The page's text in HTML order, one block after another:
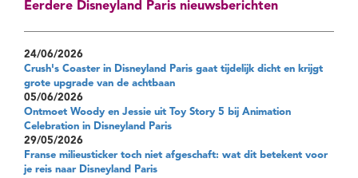
Eerdere Disneyland Paris nieuwsberichten
24/06/2026
Crush's Coaster in Disneyland Paris gaat tijdelijk dicht en krijgt
grote upgrade van de achtbaan
05/06/2026
Ontmoet Woody en Jessie uit Toy Story 5 bij Animation
Celebration in Disneyland Paris
29/05/2026
Franse milieusticker toch niet afgeschaft: wat dit betekent voor
je reis naar Disneyland Paris